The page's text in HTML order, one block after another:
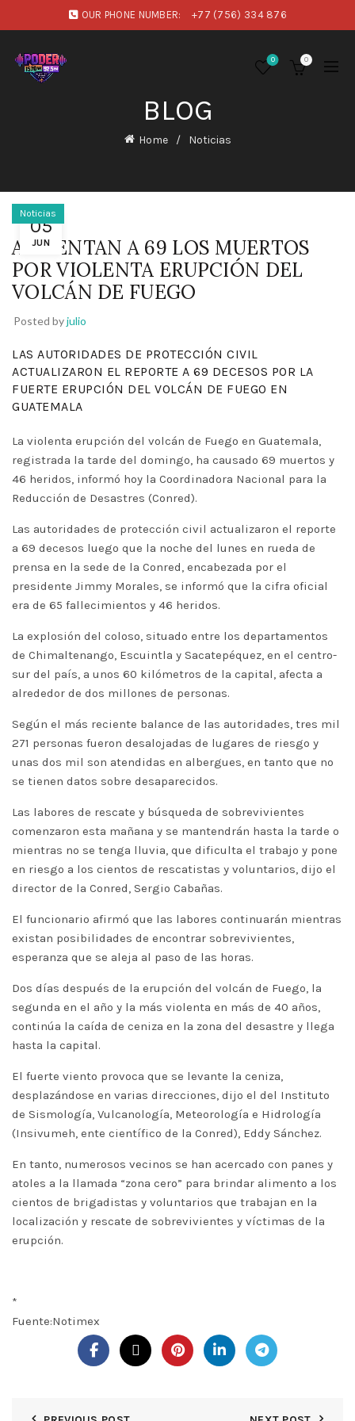
OUR PHONE NUMBER: +77 (756) 334 876
0 0
BLOG
Home Noticias
05
JUN
Noticias
AUMENTAN A 69 LOS MUERTOS
POR VIOLENTA ERUPCIÓN DEL
VOLCÁN DE FUEGO
Posted byjulio
LAS AUTORIDADES DE PROTECCIÓN CIVIL
ACTUALIZARON EL REPORTE A 69 DECESOS POR LA
FUERTE ERUPCIÓN DEL VOLCÁN DE FUEGO EN
GUATEMALA
La violenta erupción del volcán de Fuego en Guatemala,
registrada la tarde del domingo, ha causado 69 muertos y
46 heridos, informó hoy la Coordinadora Nacional para la
Reducción de Desastres (Conred).
Las autoridades de protección civil actualizaron el reporte
a 69 decesos luego que la noche del lunes en rueda de
prensa en la sede de la Conred, encabezada por el
presidente Jimmy Morales, se informó que la cifra oficial
era de 65 fallecimientos y 46 heridos.
La explosión del coloso, situado entre los departamentos
de Chimaltenango, Escuintla y Sacatepéquez, en el centro-
sur del país, a unos 60 kilómetros de la capital, afecta a
alrededor de dos millones de personas.
Según el más reciente balance de las autoridades, tres mil
271 personas fueron desalojadas de lugares de riesgo y
unas dos mil son atendidas en albergues, en tanto que no
se tienen datos sobre desaparecidos.
Las labores de rescate y búsqueda de sobrevivientes
comenzaron esta mañana y se mantendrán hasta la tarde o
mientras no se tenga lluvia, que dificulta el trabajo y pone
en riesgo a los cientos de rescatistas y voluntarios, dijo el
director de la Conred, Sergio Cabañas.
El funcionario afirmó que las labores continuarán mientras
existan posibilidades de encontrar sobrevivientes,
esperanza que se aleja al paso de las horas.
Dos días después de la erupción del volcán de Fuego, la
segunda en el año y la más violenta en más de 40 años,
continúa la caída de ceniza en la zona del desastre y llega
hasta la capital.
El fuerte viento provoca que se levante la ceniza,
desplazándose en varias direcciones, dijo el del Instituto
de Sismología, Vulcanología, Meteorología e Hidrología
(Insivumeh, ente científico de la Conred), Eddy Sánchez.
En tanto, numerosos vecinos se han acercado con panes y
atoles a la llamada “zona cero” para brindar alimento a los
cientos de brigadistas y voluntarios que trabajan en la
localización y rescate de sobrevivientes y víctimas de la
erupción.
*
Fuente:Notimex